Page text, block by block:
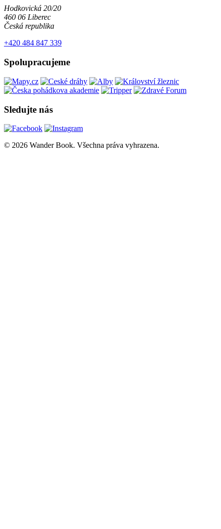
Hodkovická 20/20
460 06 Liberec
Česká republika
+420 484 847 339
Spolupracujeme
Sledujte nás
© 2026 Wander Book. Všechna práva vyhrazena.